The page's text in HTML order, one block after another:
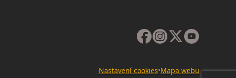
Nastavení cookies•Mapa webu